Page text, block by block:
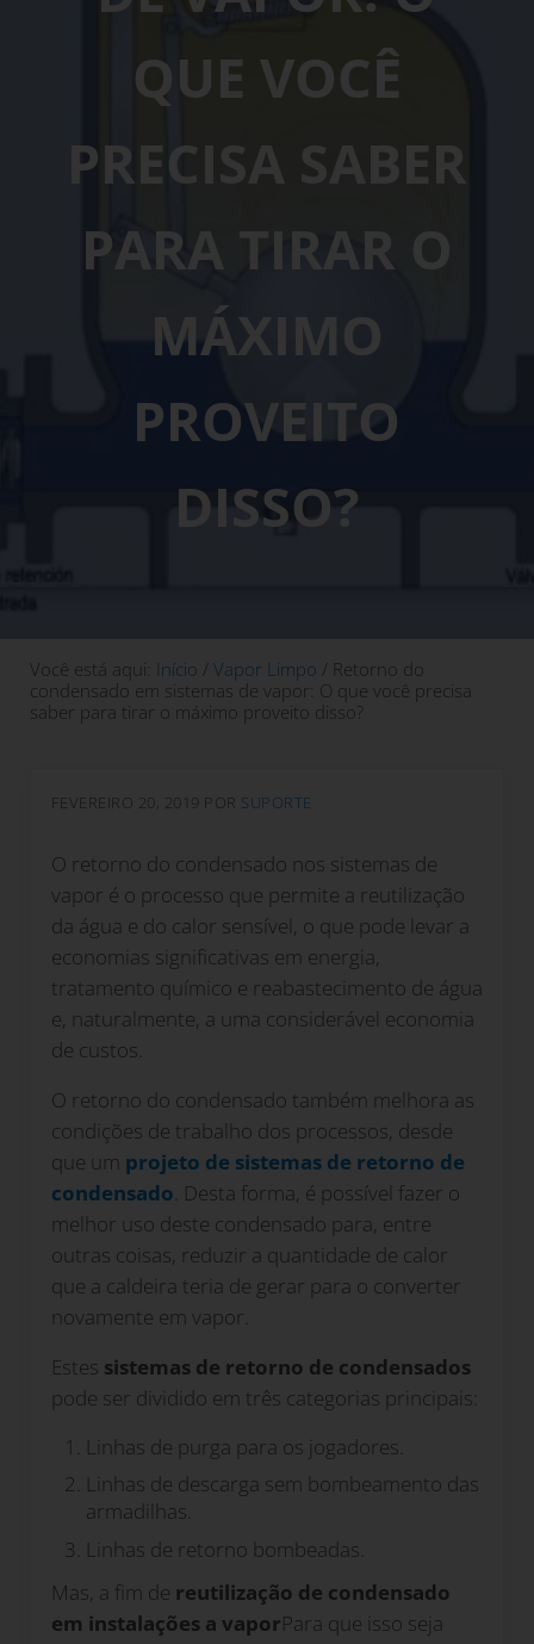
QUE VOCÊ
PRECISA SABER
PARA TIRAR O
MÁXIMO
PROVEITO
DISSO?
Você está aqui: Início / Vapor Limpo / Retorno do
condensado em sistemas de vapor: O que você precisa
saber para tirar o máximo proveito disso?
FEVEREIRO 20, 2019 POR SUPORTE
O retorno do condensado nos sistemas de
vapor é o processo que permite a reutilização
da água e do calor sensível, o que pode levar a
economias significativas em energia,
tratamento químico e reabastecimento de água
e, naturalmente, a uma considerável economia
de custos.
O retorno do condensado também melhora as
condições de trabalho dos processos, desde
que um projeto de sistemas de retorno de
condensado . Desta forma, é possível fazer o
melhor uso deste condensado para, entre
outras coisas, reduzir a quantidade de calor
que a caldeira teria de gerar para o converter
novamente em vapor.
Estes sistemas de retorno de condensados
pode ser dividido em três categorias principais:
Linhas de purga para os jogadores.
Linhas de descarga sem bombeamento das
armadilhas.
Linhas de retorno bombeadas.
Mas, a fim de reutilização de condensado
em instalações a vaporPara que isso seja